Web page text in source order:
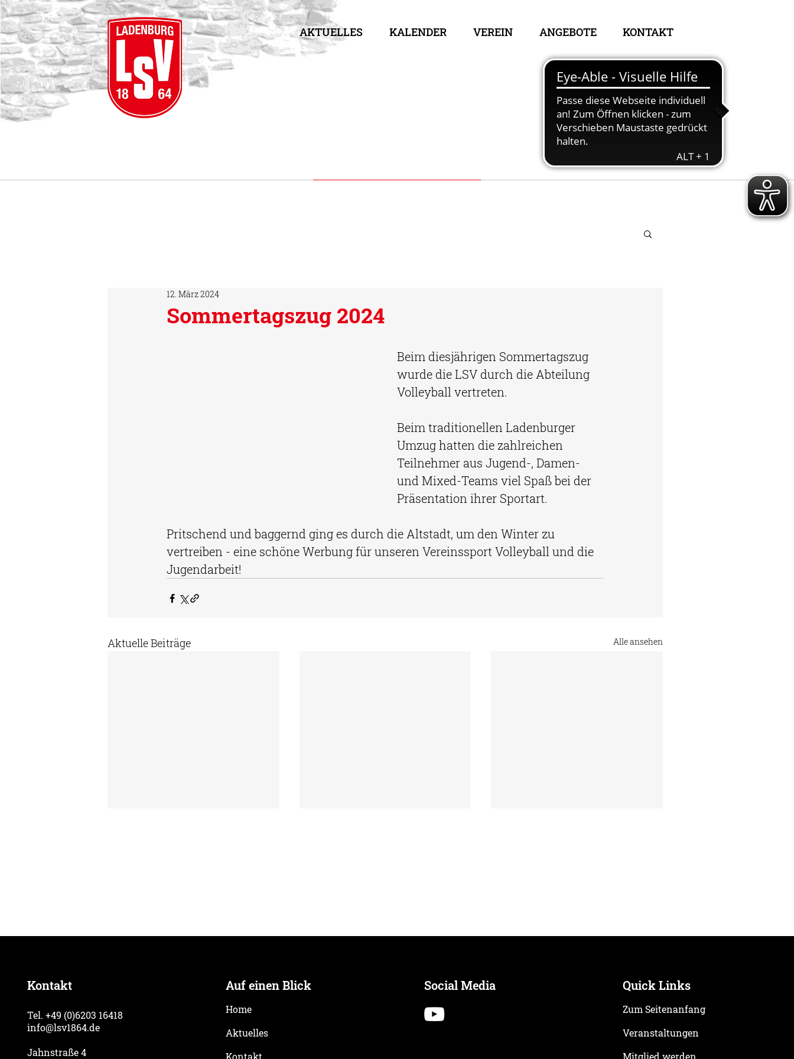
AKTUELLES KALENDER VEREIN ANGEBOTE KONTAKT
Sommertagszug 2024
12. März 2024
Beim diesjährigen Sommertagszug
wurde die LSV durch die Abteilung
Volleyball vertreten.
Beim traditionellen Ladenburger
Umzug hatten die zahlreichen
Teilnehmer aus Jugend-, Damen-
und Mixed-Teams viel Spaß bei der
Präsentation ihrer Sportart.
Pritschend und baggernd ging es durch die Altstadt, um den Winter zu
vertreiben - eine schöne Werbung für unseren Vereinssport Volleyball und die
Jugendarbeit!
Aktuelle Beiträge Alle ansehen
Geschäftsstelle
Event
– die LSV stellt die Weichen
Kontakt
Tel. +49 (0)6203 16418
info@lsv1864.de
Jahnstraße 4
Auf einen Blick
Home
Aktuelles
Social Media Quick Links
Zum Seitenanfang
Veranstaltungen